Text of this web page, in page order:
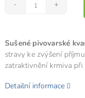
Sušené pivovarské
stravy ke zvýšení
zatraktivnění krmiva
Detailní informace